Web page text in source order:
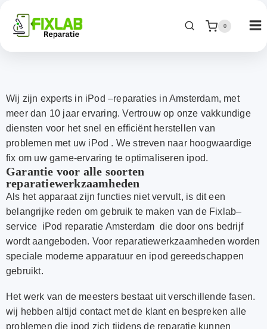
0
Wij zijn experts in iPod –reparaties in Amsterdam, met
meer dan 10 jaar ervaring. Vertrouw op onze vakkundige
diensten voor het snel en efficiënt herstellen van
problemen met uw iPod . We streven naar hoogwaardige
fix om uw game-ervaring te optimaliseren ipod.
Garantie voor alle soorten
reparatiewerkzaamheden
Als het apparaat zijn functies niet vervult, is dit een
belangrijke reden om gebruik te maken van de Fixlab–
service iPod reparatie Amsterdam die door ons bedrijf
wordt aangeboden. Voor reparatiewerkzaamheden worden
speciale moderne apparatuur en ipod gereedschappen
gebruikt.
Het werk van de meesters bestaat uit verschillende fasen.
wij hebben altijd contact met de klant en bespreken alle
problemen die ipod zich tijdens de reparatie kunnen